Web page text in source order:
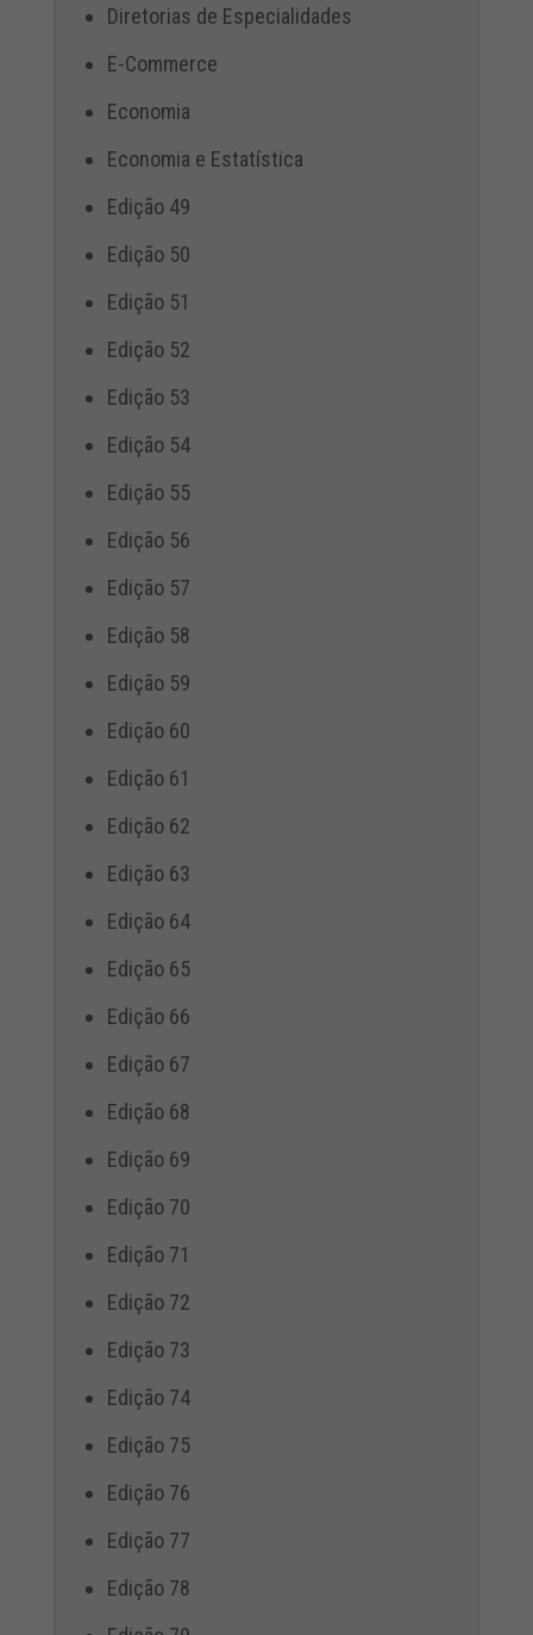
Diretorias de Especialidades
E-Commerce
Economia
Economia e Estatística
Edição 49
Edição 50
Edição 51
Edição 52
Edição 53
Edição 54
Edição 55
Edição 56
Edição 57
Edição 58
Edição 59
Edição 60
Edição 61
Edição 62
Edição 63
Edição 64
Edição 65
Edição 66
Edição 67
Edição 68
Edição 69
Edição 70
Edição 71
Edição 72
Edição 73
Edição 74
Edição 75
Edição 76
Edição 77
Edição 78